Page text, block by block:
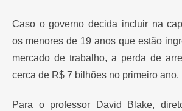
Caso o governo decida incluir na
os menores de 19 anos que estão
mercado de trabalho, a perda de
cerca de R$ 7 bilhões no primeiro ano.
Para o professor David Blake,